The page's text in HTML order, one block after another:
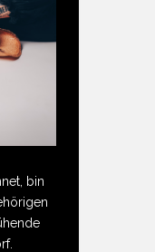
bin